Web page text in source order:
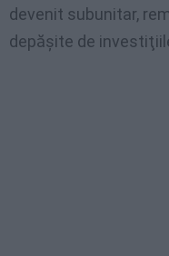
devenit subunitar,
depăşite de